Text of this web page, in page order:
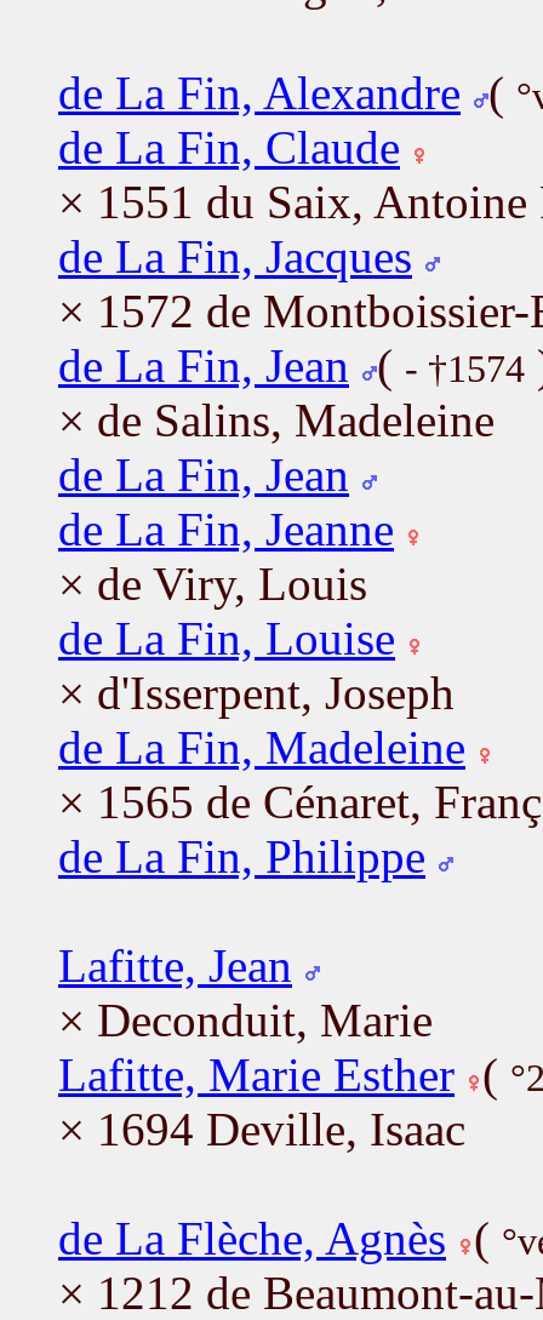
de La Fin, Alexandre (
de La Fin, Claude
× 1551 du Saix, Antoine
de La Fin, Jacques
× 1572 de
de La Fin, Jean
( - †1574
× de Salins, Madeleine
de La Fin, Jean
de La Fin, Jeanne
× de Viry, Louis
de La Fin, Louise
× d'Isserpent, Joseph
de La Fin, Madeleine
× 1565 de Cénaret,
de La Fin, Philippe
Lafitte, Jean
× Deconduit, Marie
Lafitte, Marie Esther (
× 1694 Deville, Isaac
de La Flèche, Agnès (
× 1212 de Beaumont-